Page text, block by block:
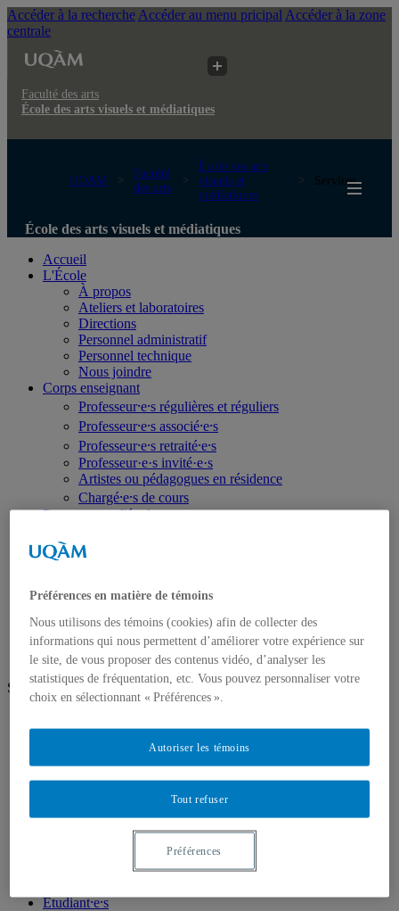
Accéder à la recherche Accéder au menu pricipal Accéder à la zone
centrale
Faculté des arts
École des arts visuels et médiatiques
UQAM
Faculté
des arts
École des arts
visuels et
médiatiques
Services
École des arts visuels et médiatiques
Accueil
L'École
À propos
Ateliers et laboratoires
Directions
Personnel administratif
Personnel technique
Nous joindre
Corps enseignant
Professeur⸱e⸱s régulières et réguliers
Professeur⸱e⸱s associé⸱e⸱s
Professeur⸱e⸱s retraité⸱e⸱s
Professeur·e·s invité·e·s
Artistes ou pédagogues en résidence
Chargé⸱e⸱s de cours
Programmes d'études
Deuxième cycle
Troisième cycle
Unités de recherche
Prix, bourses et distinctions
Suivez-nous
Vimeo
Futur⸱e⸱s étudiant⸱e⸱s
Choisir l’École des arts visuels et médiatiques
Certificat
Baccalauréats
Étudiant⸱e⸱s de l’étranger
Étudiant⸱e⸱s
Préférences en matière de témoins
Nous utilisons des témoins (cookies) afin de collecter des
informations qui nous permettent d’améliorer votre expérience sur
le site, de vous proposer des contenus vidéo, d’analyser les
statistiques de fréquentation, etc. Vous pouvez personnaliser votre
choix en sélectionnant « Préférences ».
Tout refuser
Autoriser les témoins
Préférences